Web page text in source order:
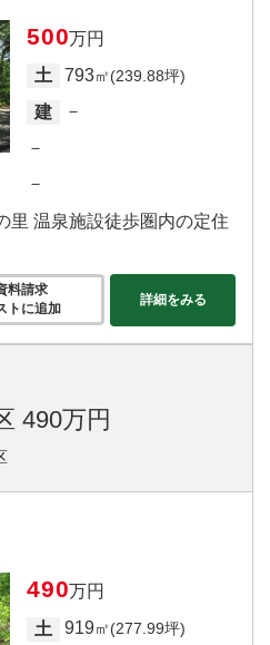
500万円
土
793㎡(239.88坪)
建
－
－
－
里 温泉施設徒歩圏内の定住
料請求
トに追加
詳細をみる
490万円
490万円
土
919㎡(277.99坪)